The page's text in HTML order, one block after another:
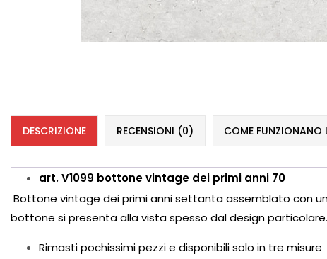
DESCRIZIONE RECENSIONI (0) COME FUNZIONANO
art. V1099 bottone vintage dei primi anni 70
Bottone vintage dei primi anni settanta assemblato con
bottone si presenta alla vista spesso dal design particolare.
Rimasti pochissimi pezzi e disponibili solo in tre misure